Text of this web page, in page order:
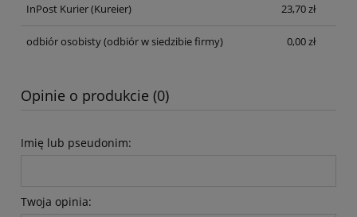
InPost Kurier(Kureier) 23,70 zł
odbiór osobisty(odbiór w siedzibie firmy) 0,00 zł
Opinie o produkcie (0)
Imię lub pseudonim:
Twoja opinia: